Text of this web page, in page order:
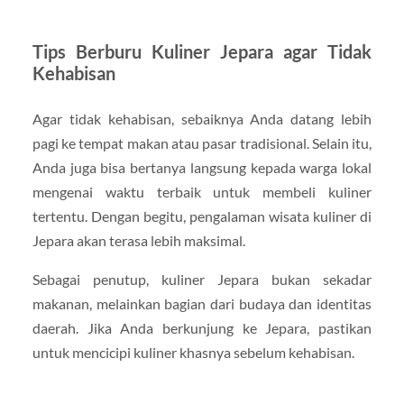
Tips Berburu Kuliner Jepara agar Tidak
Kehabisan
Agar tidak kehabisan, sebaiknya Anda datang lebih
pagi ke tempat makan atau pasar tradisional. Selain itu,
Anda juga bisa bertanya langsung kepada warga lokal
mengenai waktu terbaik untuk membeli kuliner
tertentu. Dengan begitu, pengalaman wisata kuliner di
Jepara akan terasa lebih maksimal.
Sebagai penutup, kuliner Jepara bukan sekadar
makanan, melainkan bagian dari budaya dan identitas
daerah. Jika Anda berkunjung ke Jepara, pastikan
untuk mencicipi kuliner khasnya sebelum kehabisan.